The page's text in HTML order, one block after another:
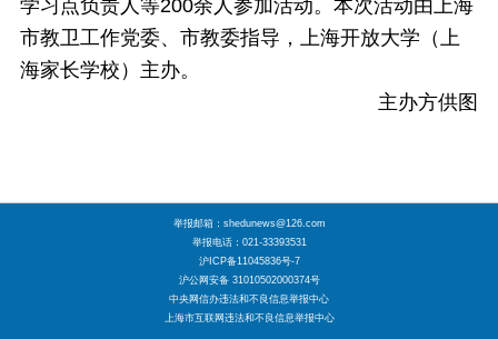
学习点负责人等200余人参加活动。本次活动由上海
市教卫工作党委、市教委指导，上海开放大学（上
海家长学校）主办。
主办方供图
举报邮箱：shedunews@126.com
举报电话：021-33393531
沪ICP备11045836号-7
沪公网安备 31010502000374号
中央网信办违法和不良信息举报中心
上海市互联网违法和不良信息举报中心